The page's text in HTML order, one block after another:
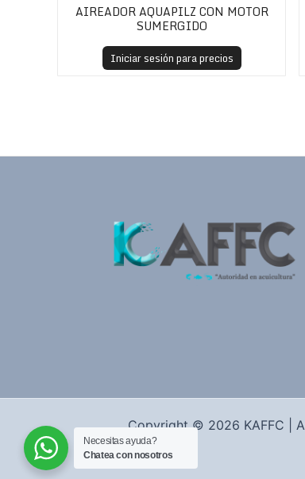
AIREADOR AQUAPILZ CON MOTOR
SUMERGIDO
Iniciar sesión para precios
Copyright © 2026 KAFFC |
Necesitas ayuda?
Chatea con nosotros